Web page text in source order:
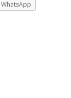
WhatsApp